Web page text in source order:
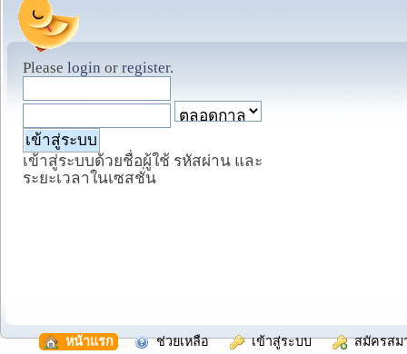
Please login or register.
เข้าสู่ระบบด้วยชื่อผู้ใช้ รหัสผ่าน และ
ระยะเวลาในเซสชั่น
หน้าแรก ช่วยเหลือ เข้าสู่ระบบ สมัครสม